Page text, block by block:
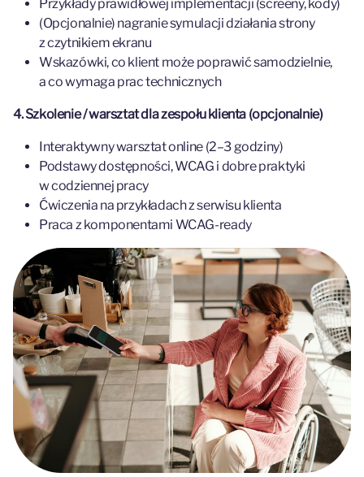
Przykłady prawidłowej implementacji (screeny, kody)
(Opcjonalnie) nagranie symulacji działania strony
z czytnikiem ekranu
Wskazówki, co klient może poprawić samodzielnie,
a co wymaga prac technicznych
4. Szkolenie / warsztat dla zespołu klienta (opcjonalnie)
Interaktywny warsztat online (2–3 godziny)
Podstawy dostępności, WCAG i dobre praktyki
w codziennej pracy
Ćwiczenia na przykładach z serwisu klienta
Praca z komponentami WCAG-ready